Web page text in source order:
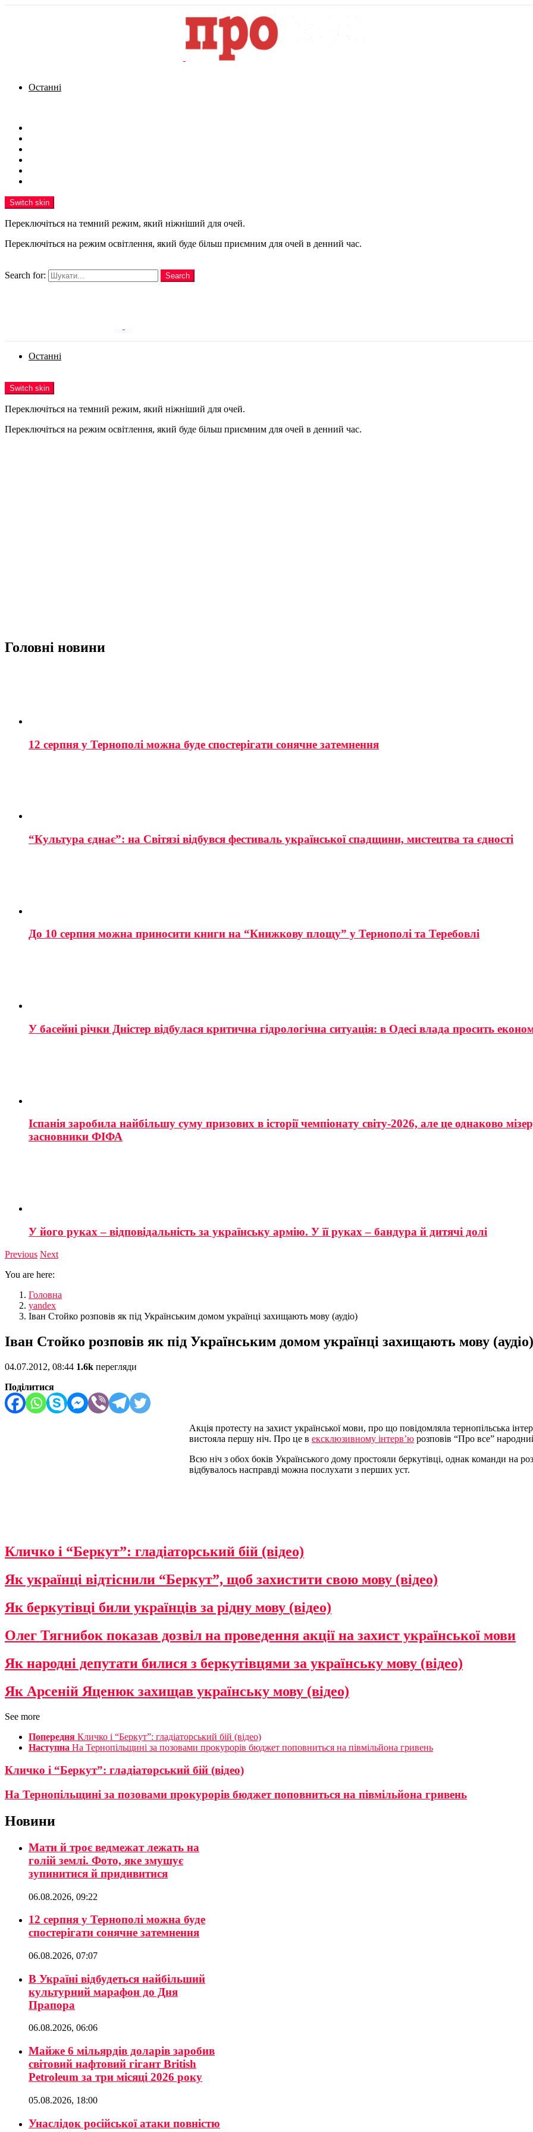
Останні
Switch skin
Переключіться на темний режим, який ніжніший для очей.
Переключіться на режим освітлення, який буде більш приємним для очей в денний час.
Search for:
Search
Останні
Switch skin
Переключіться на темний режим, який ніжніший для очей.
Переключіться на режим освітлення, який буде більш приємним для очей в денний час.
Головні новини
12 серпня у Тернополі можна буде спостерігати сонячне затемнення
“Культура єднає”: на Світязі відбувся фестиваль української спадщини, мистецтва та єдності
До 10 серпня можна приносити книги на “Книжкову площу” у Тернополі та Теребовлі
У басейні річки Дністер відбулася критична гідрологічна ситуація: в Одесі влада просить
Іспанія заробила найбільшу суму призових в історії чемпіонату світу-2026, але це однаково
засновники ФІФА
У його руках – відповідальність за українську армію. У її руках – бандура й дитячі долі
Previous Next
You are here:
Головна
yandex
Іван Стойко розповів як під Українським домом українці захищають мову (аудіо)
Іван Стойко розповів як під Українським домом українці захищають мову (аудіо)
04.07.2012, 08:44 1.6k перегляди
Поділитися
Акція протесту на захист української мови, про що повідомляла тернопільська
вистояла першу ніч. Про це в ексклюзивному інтерв’ю розповів “Про все”
Всю ніч з обох боків Українського дому простояли беркутівці, однак команди на
відбувалось насправді можна послухати з перших уст.
Кличко і “Беркут”: гладіаторський бій (відео)
Як українці відтіснили “Беркут”, щоб захистити свою мову (відео)
Як беркутівці били українців за рідну мову (відео)
Олег Тягнибок показав дозвіл на проведення акції на захист української мови
Як народні депутати билися з беркутівцями за українську мову (відео)
Як Арсеній Яценюк захищав українську мову (відео)
See more
Попередня Кличко і “Беркут”: гладіаторський бій (відео)
Наступна На Тернопільщині за позовами прокурорів бюджет поповниться на півмільйона гривень
Кличко і “Беркут”: гладіаторський бій (відео)
На Тернопільщині за позовами прокурорів бюджет поповниться на півмільйона гривень
Новини
Мати й троє ведмежат лежать на
голій землі. Фото, яке змушує
зупинитися й придивитися
06.08.2026, 09:22
12 серпня у Тернополі можна буде
спостерігати сонячне затемнення
06.08.2026, 07:07
В Україні відбудеться найбільший
культурний марафон до Дня
Прапора
06.08.2026, 06:06
Майже 6 мільярдів доларів заробив
світовий нафтовий гігант British
Petroleum за три місяці 2026 року
05.08.2026, 18:00
Унаслідок російської атаки повністю